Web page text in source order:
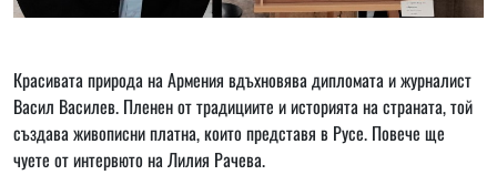
Красивата природа на Армения вдъхновява дипломата и журналист
Васил Василев. Пленен от традициите и историята на страната, той
създава живописни платна, които представя в Русе. Повече ще
чуете от интервюто на Лилия Рачева.